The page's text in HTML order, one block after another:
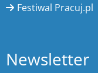
Festiwal Pracuj.pl
Newsletter